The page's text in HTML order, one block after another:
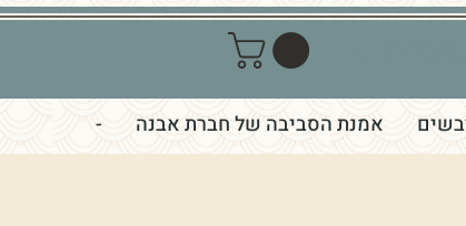
אמנת הסביבה של חברת אבנה -